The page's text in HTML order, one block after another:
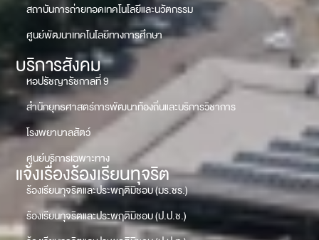
สถาบันการถ่ายทอดเทคโนโลยีและนวัตกรรม
ศูนย์พัฒนาเทคโนโลยีทางการศึกษา
บริการสังคม
หอปรัชญารัชกาลที่ 9
สำนักยุทธศาสตร์การพัฒนาท้องถิ่นและบริการวิชาการ
โรงพยาบาลสัตว์
ศูนย์บริการเฉพาะทาง
แจ้งเรื่องร้องเรียนทุจริต
ร้องเรียนทุจริตและประพฤติมิชอบ (มร.ชร.)
ร้องเรียนทุจริตและประพฤติมิชอบ (ป.ป.ช.)